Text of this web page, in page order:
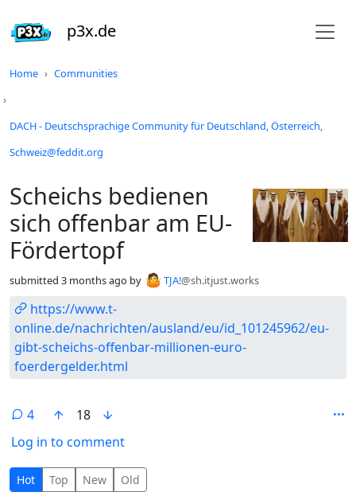
p3x.de
Home Communities
DACH - Deutschsprachige Community für Deutschland, Österreich,
Schweiz@feddit.org
Scheichs bedienen
sich offenbar am EU-
Fördertopf
submitted 3 months ago by TJA!@sh.itjust.works
https://www.t-
online.de/nachrichten/ausland/eu/id_101245962/eu-
gibt-scheichs-offenbar-millionen-euro-
foerdergelder.html
4
18
Log in to comment
4 Comments
Hot Top New Old
Do not click this